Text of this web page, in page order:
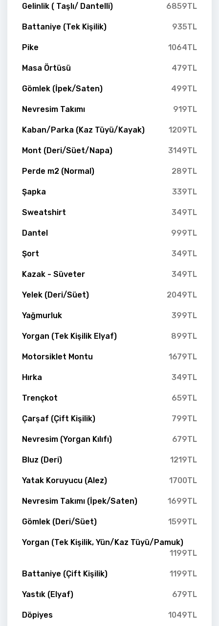
Gelinlik ( Taşlı/ Dantelli) 6859TL
Battaniye (Tek Kişilik) 935TL
Pike 1064TL
Masa Örtüsü 479TL
Gömlek (İpek/Saten) 499TL
Nevresim Takımı 919TL
Kaban/Parka (Kaz Tüyü/Kayak) 1209TL
Mont (Deri/Süet/Napa) 3149TL
Perde m2 (Normal) 289TL
Şapka 339TL
Sweatshirt 349TL
Dantel 999TL
Şort 349TL
Kazak - Süveter 349TL
Yelek (Deri/Süet) 2049TL
Yağmurluk 399TL
Yorgan (Tek Kişilik Elyaf) 899TL
Motorsiklet Montu 1679TL
Hırka 349TL
Trençkot 659TL
Çarşaf (Çift Kişilik) 799TL
Nevresim (Yorgan Kılıfı) 679TL
Bluz (Deri) 1219TL
Yatak Koruyucu (Alez) 1700TL
Nevresim Takımı (İpek/Saten) 1699TL
Gömlek (Deri/Süet) 1599TL
Yorgan (Tek Kişilik, Yün/Kaz Tüyü/Pamuk)
1199TL
Battaniye (Çift Kişilik) 1199TL
Yastık (Elyaf) 679TL
Döpiyes 1049TL